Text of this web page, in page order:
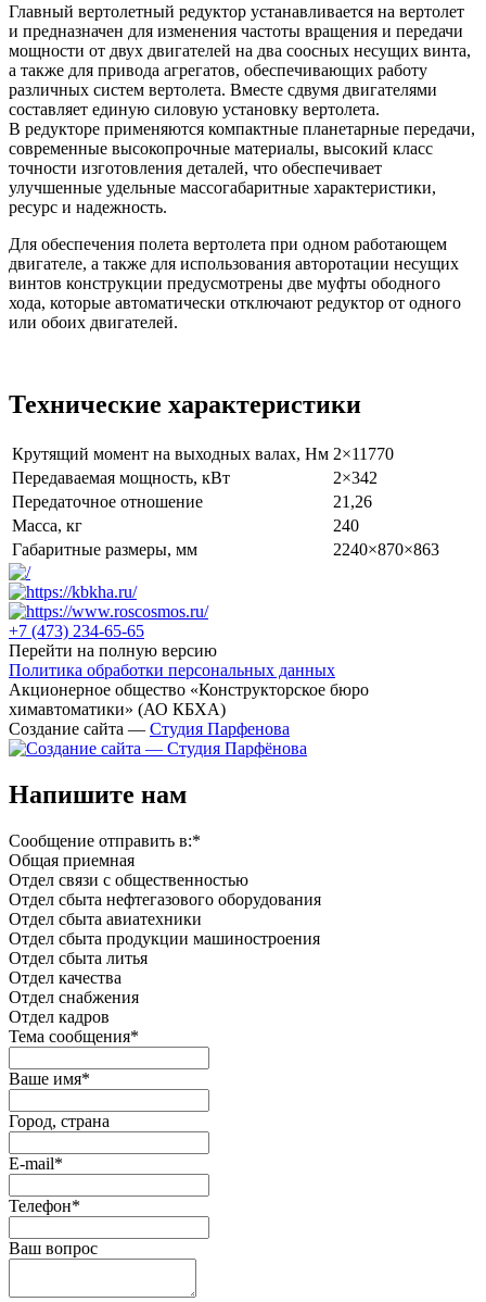
Главный вертолетный редуктор устанавливается на вертолет
и предназначен для изменения частоты вращения и передачи
мощности от двух двигателей на два соосных несущих винта,
а также для привода агрегатов, обеспечивающих работу
различных систем вертолета. Вместе сдвумя двигателями
составляет единую силовую установку вертолета.
В редукторе применяются компактные планетарные передачи,
современные высокопрочные материалы, высокий класс
точности изготовления деталей, что обеспечивает
улучшенные удельные массогабаритные характеристики,
ресурс и надежность.
Для обеспечения полета вертолета при одном работающем
двигателе, а также для использования авторотации несущих
винтов конструкции предусмотрены две муфты ободного
хода, которые автоматически отключают редуктор от одного
или обоих двигателей.
Технические характеристики
Крутящий момент на выходных валах, Нм 2×11770
Передаваемая мощность, кВт
2×342
Передаточное отношение
21,26
Масса, кг
240
Габаритные размеры, мм
2240×870×863
+7 (473) 234-65-65
Перейти на полную версию
Политика обработки персональных данных
Акционерное общество «Конструкторское бюро
химавтоматики» (АО КБХА)
Создание сайта — Студия Парфенова
Напишите нам
Сообщение отправить в:*
Общая приемная
Отдел связи с общественностью
Oтдел сбыта нефтегазового оборудования
Отдел сбыта авиатехники
Отдел сбыта продукции машиностроения
Отдел сбыта литья
Отдел качества
Oтдел снабжения
Отдел кадров
Тема сообщения*
Ваше имя*
Город, страна
E-mail*
Телефон*
Ваш вопрос